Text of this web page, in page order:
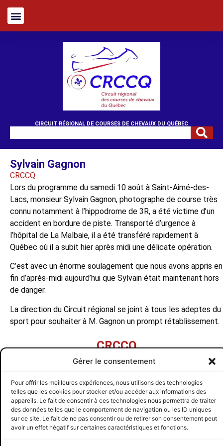
Gérer le consentement
Pour offrir les meilleures expériences, nous utilisons des technologies
telles que les cookies pour stocker et/ou accéder aux informations des
appareils. Le fait de consentir à ces technologies nous permettra de traiter
des données telles que le comportement de navigation ou les ID uniques
sur ce site. Le fait de ne pas consentir ou de retirer son consentement peut
avoir un effet négatif sur certaines caractéristiques et fonctions.
CIRCUIT RÉGIONAL DE COURSES DE CHEVAUX DU QUÉBEC
Sylvain Gagnon
CRCCQ
Lors du programme du samedi 10 août à Saint-Aimé-des-
Lacs, monsieur Sylvain Gagnon, photographe de course très
connu notamment à l’hippodrome de 3R, a été victime d’un
accident en bordure de piste. Transporté d’urgence à
l’hôpital de La Malbaie, il a été transféré rapidement à
Québec où il a subit hier après midi une délicate opération.
C’est avec un énorme soulagement que nous avons appris en
fin d’après-midi aujourd’hui que Sylvain était maintenant hors
de danger.
La direction du Circuit régional se joint à tous les adeptes du
sport pour souhaiter à M. Gagnon un prompt rétablissement.
CRCCQ
PRÉCÉDENT
Nouvelle, 28 juillet 2013
SUIVANT
CRCCQ © 2026 CRCCQ SUIVEZ-NOUS